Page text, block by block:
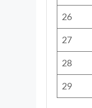
26
27
28
29